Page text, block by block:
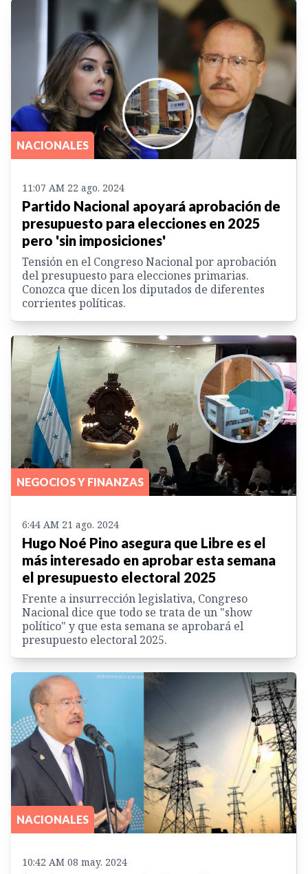
NACIONALES
11:07 AM 22 ago. 2024
Partido Nacional apoyará aprobación de
presupuesto para elecciones en 2025
pero 'sin imposiciones'
Tensión en el Congreso Nacional por aprobación
del presupuesto para elecciones primarias.
Conozca que dicen los diputados de diferentes
corrientes políticas.
NEGOCIOS Y FINANZAS
6:44 AM 21 ago. 2024
Hugo Noé Pino asegura que Libre es el
más interesado en aprobar esta semana
el presupuesto electoral 2025
Frente a insurrección legislativa, Congreso
Nacional dice que todo se trata de un "show
político" y que esta semana se aprobará el
presupuesto electoral 2025.
NACIONALES
10:42 AM 08 may. 2024